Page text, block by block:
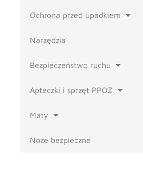
Ochrona przed upadkiem
Narzędzia
Bezpieczeństwo ruchu
Apteczki i sprzęt PPOŻ
Maty
Noże bezpieczne